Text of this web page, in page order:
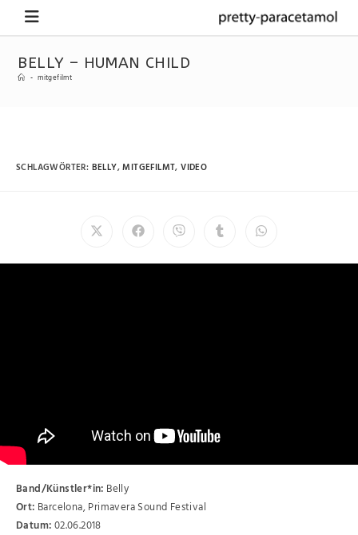
BELLY – HUMAN CHILD
- mitgefilmt
SCHLAGWÖRTER: BELLY,MITGEFILMT, VIDEO
Band/Künstler*in: Belly
Ort: Barcelona, Primavera Sound Festival
Datum:02.06.2018